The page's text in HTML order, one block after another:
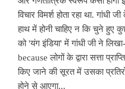
विचार विमर्श होता रहा था. गांधी
हाथ में होनी चाहिए न कि चुने हुए
को 'यंग इंडिया' में गांधी जी ने
because लोगों के द्वारा सत्ता
किए जाने की सूरत में उसका
होने से आएगा...